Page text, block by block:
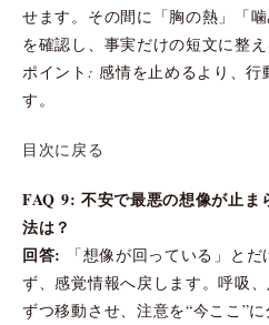
せます。その間に「胸の熱」「
を確認し、事実だけの短文に整
ポイント: 感情を止めるより、
す。
目次に戻る
FAQ 9: 不安で最悪の想像が止ま
法は？
回答:
「想像が回っている」と
ず、感覚情報へ戻します。呼吸
ずつ移動させ、注意を“今ここ”